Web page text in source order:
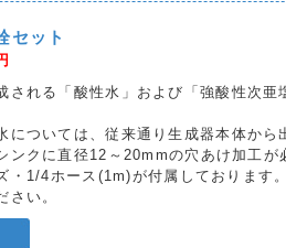
セット
される「酸性水」および「強酸性次
については、従来通り生成器本体から
クに直径12～20mmの穴あけ加工が
・1/4ホース(1m)が付属しております
さい。